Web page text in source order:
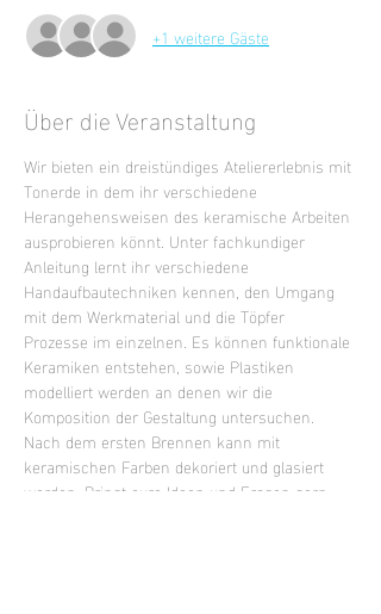
+1 weitere Gäste
Über die Veranstaltung
Wir bieten ein dreistündiges Ateliererlebnis mit
Tonerde in dem ihr verschiedene
Herangehensweisen des keramische Arbeiten
ausprobieren könnt. Unter fachkundiger
Anleitung lernt ihr verschiedene
Handaufbautechniken kennen, den Umgang
mit dem Werkmaterial und die Töpfer
Prozesse im einzelnen. Es können funktionale
Keramiken entstehen, sowie Plastiken
modelliert werden an denen wir die
Komposition der Gestaltung untersuchen.
Nach dem ersten Brennen kann mit
keramischen Farben dekoriert und glasiert
werden. Bringt eure Ideen und Fragen gern